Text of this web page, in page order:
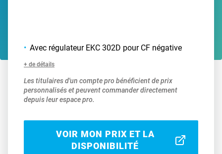
Avec régulateur EKC 302D pour CF négative
+ de détails
Les titulaires d'un compte pro bénéficient de prix
personnalisés et peuvent commander directement
depuis leur espace pro.
VOIR MON PRIX ET LA
DISPONIBILITÉ